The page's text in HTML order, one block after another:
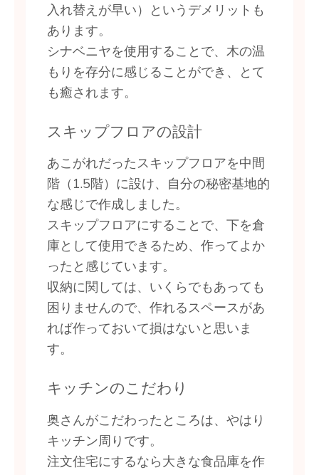
入れ替えが早い）というデメリットも
あります。
シナベニヤを使用することで、木の温
もりを存分に感じることができ、とて
も癒されます。
スキップフロアの設計
あこがれだったスキップフロアを中間
階（1.5階）に設け、自分の秘密基地的
な感じで作成しました。
スキップフロアにすることで、下を倉
庫として使用できるため、作ってよか
ったと感じています。
収納に関しては、いくらでもあっても
困りませんので、作れるスペースがあ
れば作っておいて損はないと思いま
す。
キッチンのこだわり
奥さんがこだわったところは、やはり
キッチン周りです。
注文住宅にするなら大きな食品庫を作